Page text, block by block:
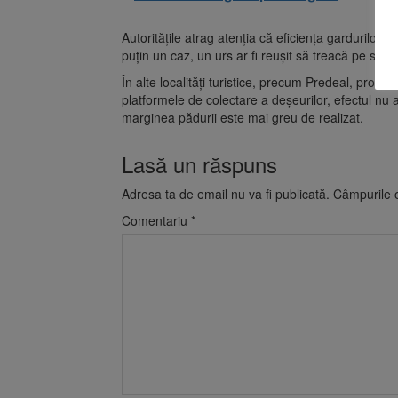
Autoritățile atrag atenția că eficiența gardurilor
puțin un caz, un urs ar fi reușit să treacă pe sub
În alte localități turistice, precum Predeal,
platformele de colectare a deșeurilor, efectul
marginea pădurii este mai greu de realizat.
Lasă un răspuns
Adresa ta de email nu va fi publicată. Câmpurile
Comentariu *